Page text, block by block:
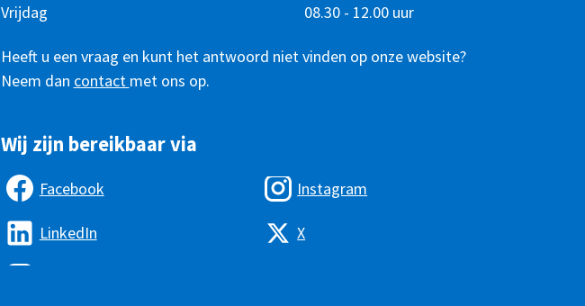
bereikbaar
Vrijdag
08.30 - 12.00 uur
Heeft u een vraag en kunt het antwoord niet vinden op onze website?
Neem dan contact met ons op.
Wij zijn bereikbaar via
Facebook
LinkedIn
Instagram
X